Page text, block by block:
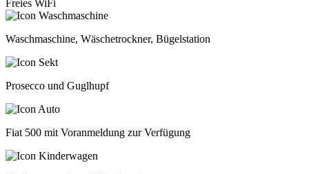
Freies WiFi
Waschmaschine, Wäschetrockner, Bügelstation
Prosecco und Guglhupf
Fiat 500 mit Voranmeldung zur Verfügung